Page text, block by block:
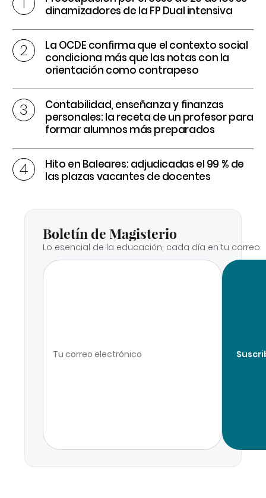
dinamizadores de la FP Dual intensiva
La OCDE confirma que el contexto social
condiciona más que las notas con la
orientación como contrapeso
Contabilidad, enseñanza y finanzas
personales: la receta de un profesor para
formar alumnos más preparados
Hito en Baleares: adjudicadas el 99 % de
las plazas vacantes de docentes
Boletín de Magisterio
Lo esencial de la educación, cada día en tu correo.